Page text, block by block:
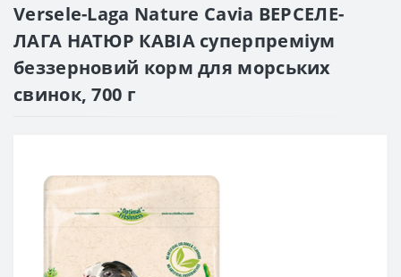
Versele-Laga Nature Cavia ВЕРСЕЛЕ-
ЛАГА НАТЮР КАВІА суперпреміум
беззерновий корм для морських
свинок, 700 г